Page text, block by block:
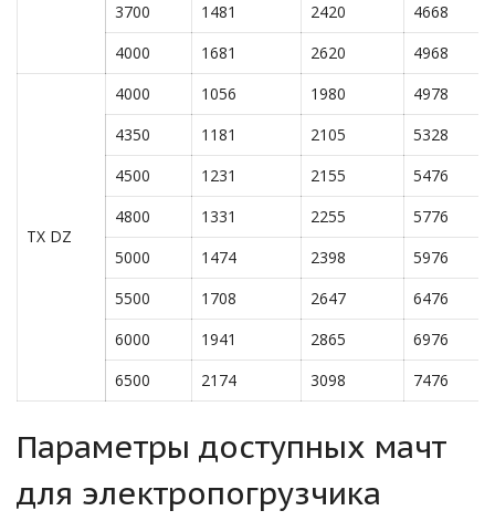
3700
1481 2420
4668
4000
1681 2620 4968
TX DZ
4000 1056 1980
4978
4350
1181 2105
5328
4500
1231 2155
5476
4800
1331 2255
5776
5000
1474 2398
5976
5500
1708 2647
6476
6000
1941 2865
6976
6500
2174 3098 7476
Параметры доступных мачт
для электропогрузчика